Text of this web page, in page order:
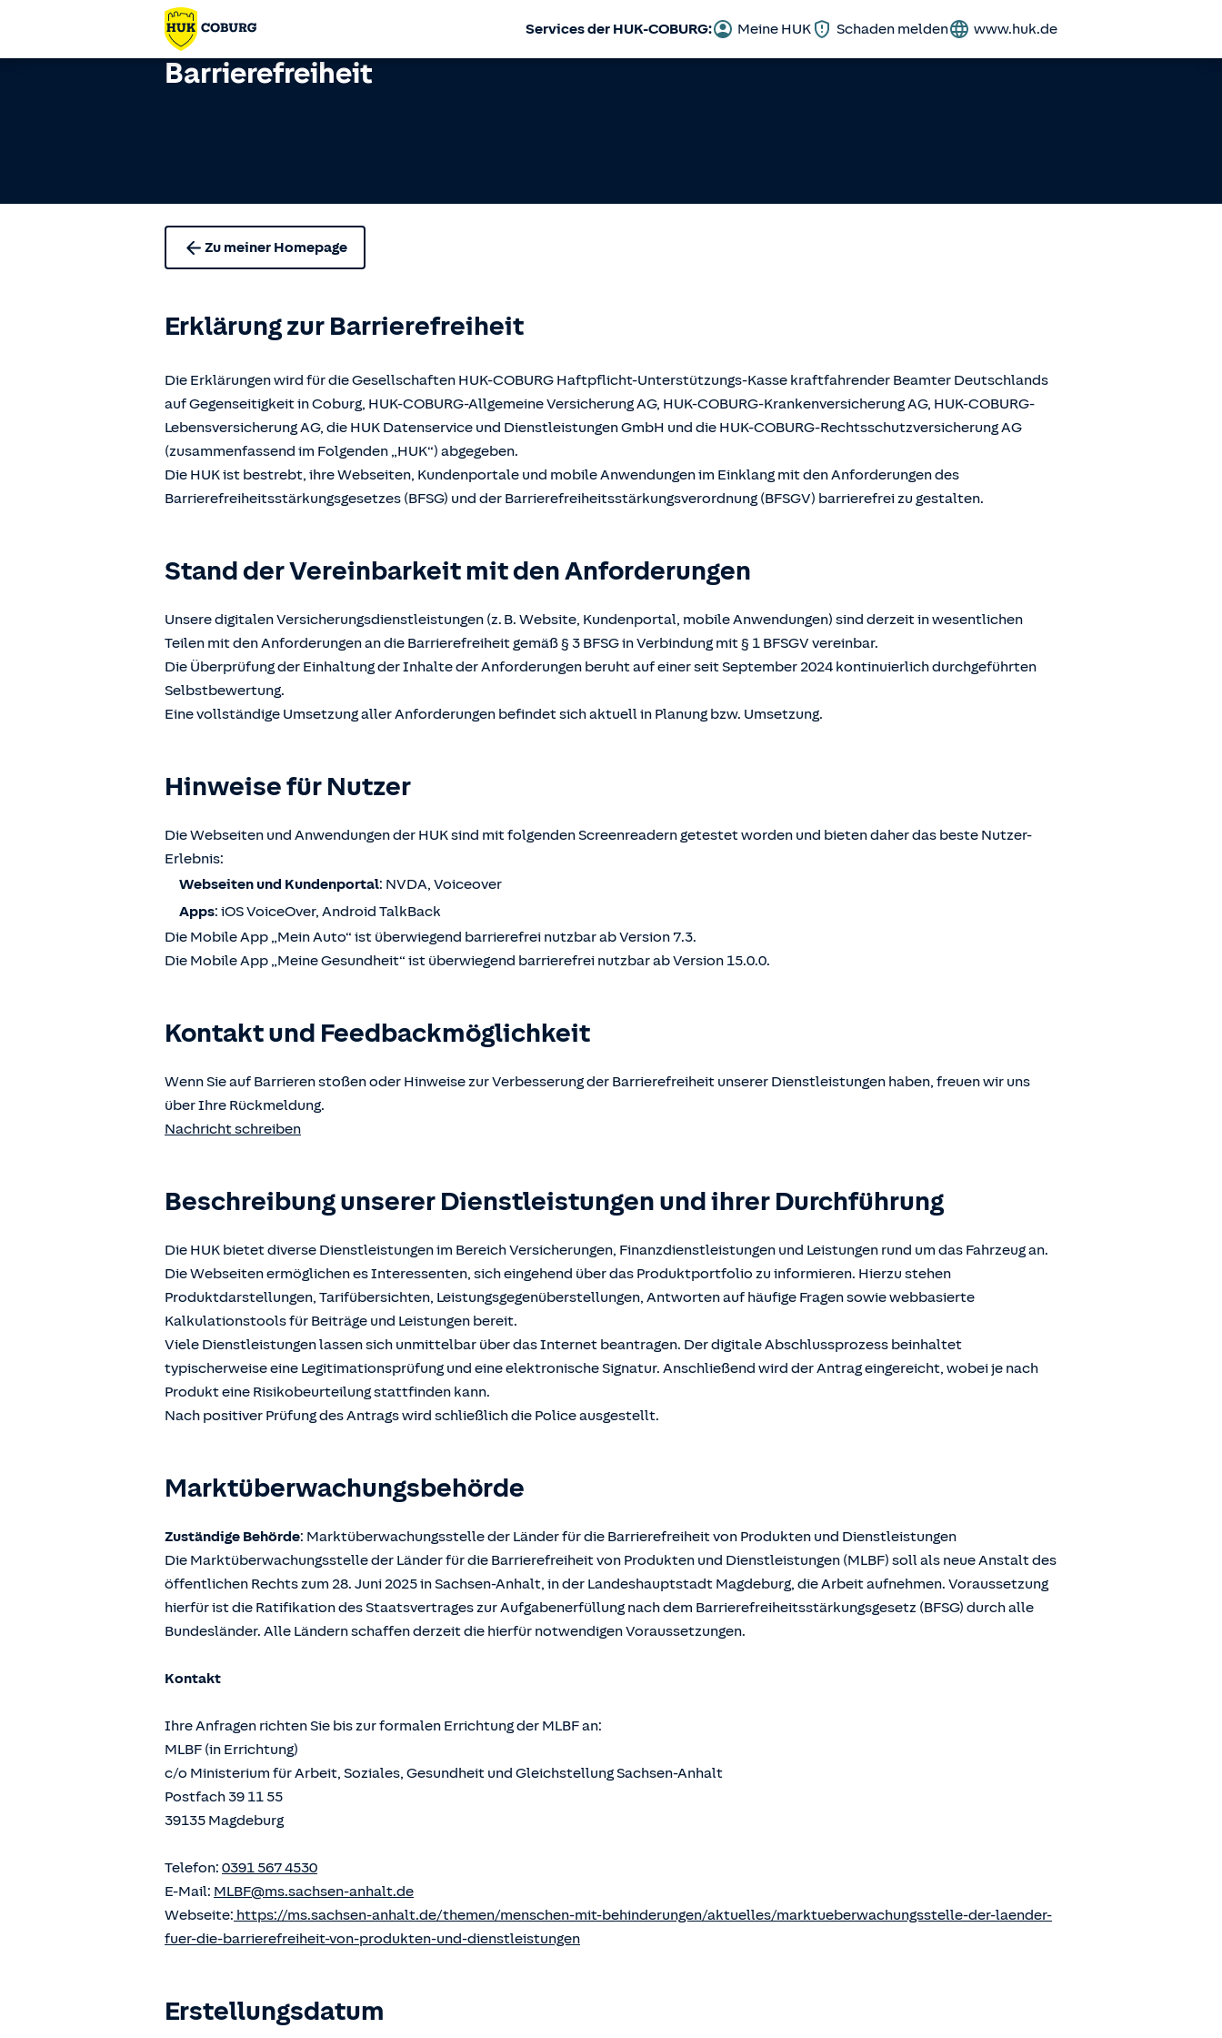
Services der HUK-COBURG: Meine HUK Schaden melden www.huk.de
Barrierefreiheit
Zu meiner Homepage
Erklärung zur Barrierefreiheit
Die Erklärungen wird für die Gesellschaften HUK-COBURG Haftpflicht-Unterstützungs-Kasse kraftfahrender Beamter Deutschlands
auf Gegenseitigkeit in Coburg, HUK-COBURG-Allgemeine Versicherung AG, HUK-COBURG-Krankenversicherung AG, HUK-COBURG-
Lebensversicherung AG, die HUK Datenservice und Dienstleistungen GmbH und die HUK-COBURG-Rechtsschutzversicherung AG
(zusammenfassend im Folgenden „HUK“) abgegeben.
Die HUK ist bestrebt, ihre Webseiten, Kundenportale und mobile Anwendungen im Einklang mit den Anforderungen des
Barrierefreiheitsstärkungsgesetzes (BFSG) und der Barrierefreiheitsstärkungsverordnung (BFSGV) barrierefrei zu gestalten.
Stand der Vereinbarkeit mit den Anforderungen
Unsere digitalen Versicherungsdienstleistungen (z. B. Website, Kundenportal, mobile Anwendungen) sind derzeit in wesentlichen
Teilen mit den Anforderungen an die Barrierefreiheit gemäß § 3 BFSG in Verbindung mit § 1 BFSGV vereinbar.
Die Überprüfung der Einhaltung der Inhalte der Anforderungen beruht auf einer seit September 2024 kontinuierlich durchgeführten
Selbstbewertung.
Eine vollständige Umsetzung aller Anforderungen befindet sich aktuell in Planung bzw. Umsetzung.
Hinweise für Nutzer
Die Webseiten und Anwendungen der HUK sind mit folgenden Screenreadern getestet worden und bieten daher das beste Nutzer-
Erlebnis:
Webseiten und Kundenportal: NVDA, Voiceover
Apps: iOS VoiceOver, Android TalkBack
Die Mobile App „Mein Auto“ ist überwiegend barrierefrei nutzbar ab Version 7.3.
Die Mobile App „Meine Gesundheit“ ist überwiegend barrierefrei nutzbar ab Version 15.0.0.
Kontakt und Feedbackmöglichkeit
Wenn Sie auf Barrieren stoßen oder Hinweise zur Verbesserung der Barrierefreiheit unserer Dienstleistungen haben, freuen wir uns
über Ihre Rückmeldung.
Nachricht schreiben
Beschreibung unserer Dienstleistungen und ihrer Durchführung
Die HUK bietet diverse Dienstleistungen im Bereich Versicherungen, Finanzdienstleistungen und Leistungen rund um das Fahrzeug an.
Die Webseiten ermöglichen es Interessenten, sich eingehend über das Produktportfolio zu informieren. Hierzu stehen
Produktdarstellungen, Tarifübersichten, Leistungsgegenüberstellungen, Antworten auf häufige Fragen sowie webbasierte
Kalkulationstools für Beiträge und Leistungen bereit.
Viele Dienstleistungen lassen sich unmittelbar über das Internet beantragen. Der digitale Abschlussprozess beinhaltet
typischerweise eine Legitimationsprüfung und eine elektronische Signatur. Anschließend wird der Antrag eingereicht, wobei je nach
Produkt eine Risikobeurteilung stattfinden kann.
Nach positiver Prüfung des Antrags wird schließlich die Police ausgestellt.
Marktüberwachungsbehörde
Zuständige Behörde: Marktüberwachungsstelle der Länder für die Barrierefreiheit von Produkten und Dienstleistungen
Die Marktüberwachungsstelle der Länder für die Barrierefreiheit von Produkten und Dienstleistungen (MLBF) soll als neue Anstalt des
öffentlichen Rechts zum 28. Juni 2025 in Sachsen-Anhalt, in der Landeshauptstadt Magdeburg, die Arbeit aufnehmen. Voraussetzung
hierfür ist die Ratifikation des Staatsvertrages zur Aufgabenerfüllung nach dem Barrierefreiheitsstärkungsgesetz (BFSG) durch alle
Bundesländer. Alle Ländern schaffen derzeit die hierfür notwendigen Voraussetzungen.
Kontakt
Ihre Anfragen richten Sie bis zur formalen Errichtung der MLBF an:
MLBF (in Errichtung)
c/o Ministerium für Arbeit, Soziales, Gesundheit und Gleichstellung Sachsen-Anhalt
Postfach 39 11 55
39135 Magdeburg
Telefon: 0391 567 4530
E-Mail: MLBF@ms.sachsen-anhalt.de
Webseite: https://ms.sachsen-anhalt.de/themen/menschen-mit-behinderungen/aktuelles/marktueberwachungsstelle-der-laender-
fuer-die-barrierefreiheit-von-produkten-und-dienstleistungen
Erstellungsdatum